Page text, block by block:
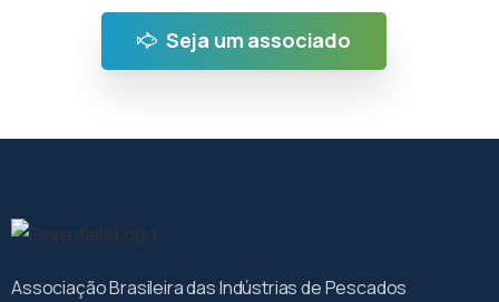
Seja um associado
Associação Brasileira das Indústrias de Pescados